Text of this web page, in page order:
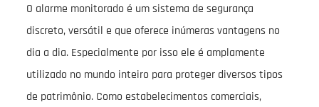
O alarme monitorado é um sistema de segurança
discreto, versátil e que oferece inúmeras vantagens no
dia a dia. Especialmente por isso ele é amplamente
utilizado no mundo inteiro para proteger diversos tipos
de patrimônio. Como estabelecimentos comerciais,